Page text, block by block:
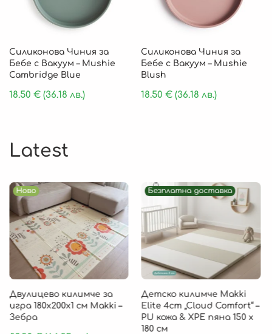
Силиконова Чиния за
Бебе с Вакуум – Mushie
Cambridge Blue
18.50 € (36.18 лв.)
Силиконова Чиния за
Бебе с Вакуум – Mushie
Blush
18.50€ (36.18 лв.)
Latest
Ново
Двулицево килимче за
игра 180х200х1 см Makki –
Зебра
Безплатна доставка
Детско килимче Makki
Elite 4cm „Cloud Comfort“ –
PU кожа & XPE пяна 150 х
180 см